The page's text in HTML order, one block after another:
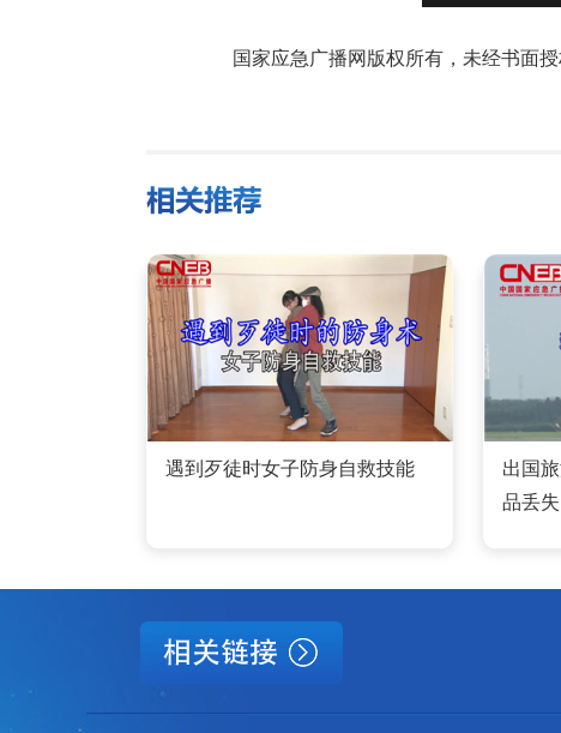
国家应急广播网版权所有，未经书面
遇到歹徒时女子防身自救技能
出国
品丢失